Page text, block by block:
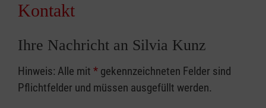
Kontakt
Ihre Nachricht an Silvia Kunz
Hinweis: Alle mit * gekennzeichneten Felder sind
Pflichtfelder und müssen ausgefüllt werden.